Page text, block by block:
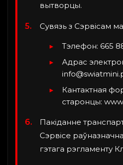
вытворцы.
Сувязь з Сэрвісам
Тэлефон: 665
Адрас
Кантактная
старонцы:
Пакіданне
Сэрвісе
гэтага рэгламенту